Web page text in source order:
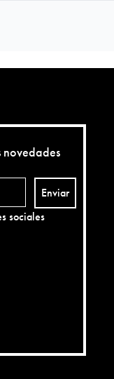
novedades
Enviar
sociales